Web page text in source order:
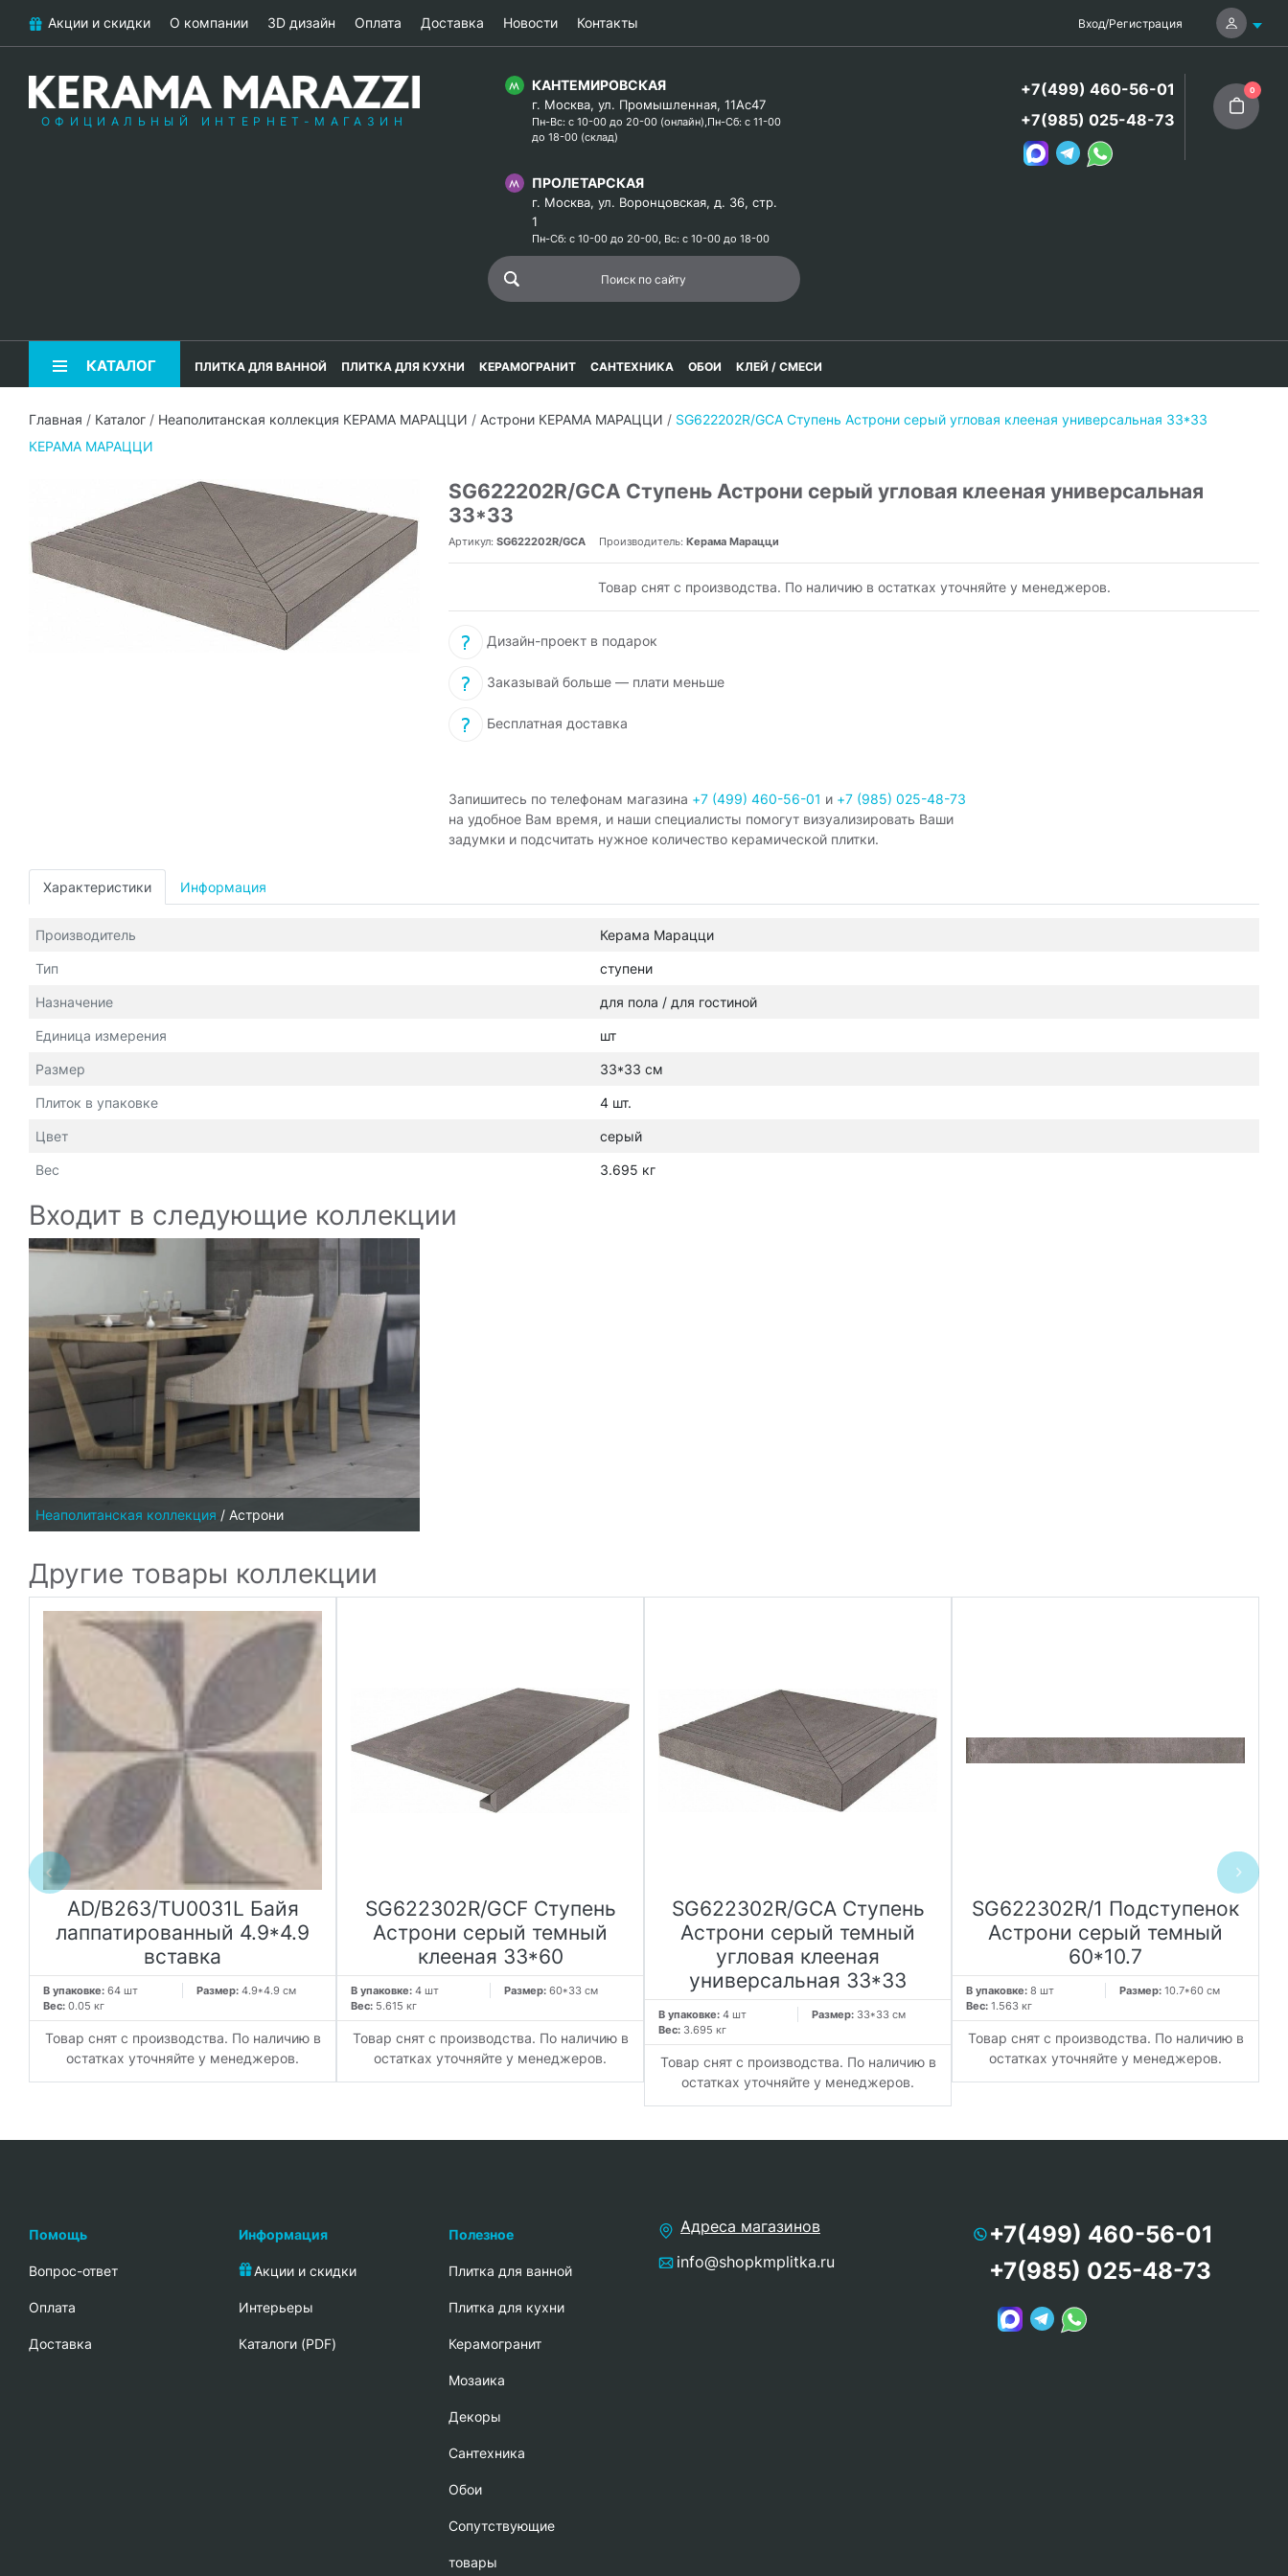
Акции и скидки О компании 3D дизайн Оплата Доставка Новости Контакты Вход/Регистрация
ОФИЦИАЛЬНЫЙ ИНТЕРНЕТ-МАГАЗИН
КАНТЕМИРОВСКАЯ
г. Москва, ул. Промышленная, 11Ас47
Пн-Вс: с 10-00 до 20-00 (онлайн),Пн-Сб: с 11-00
до 18-00 (склад)
ПРОЛЕТАРСКАЯ
г. Москва, ул. Воронцовская, д. 36, стр.
1
Пн-Сб: с 10-00 до 20-00, Вс: с 10-00 до 18-00
+7(499) 460-56-01
+7(985) 025-48-73
0
КАТАЛОГ ПЛИТКА ДЛЯ ВАННОЙ ПЛИТКА ДЛЯ КУХНИ КЕРАМОГРАНИТ САНТЕХНИКА ОБОИ КЛЕЙ / СМЕСИ
Главная / Каталог / Неаполитанская коллекция КЕРАМА МАРАЦЦИ / Астрони КЕРАМА МАРАЦЦИ / SG622202R/GCA Ступень Астрони серый угловая клееная универсальная 33*33
КЕРАМА МАРАЦЦИ
SG622202R/GCA Ступень Астрони серый угловая клееная универсальная
33*33
Артикул: SG622202R/GCA Производитель: Керама Марацци
Товар снят с производства. По наличию в остатках уточняйте у менеджеров.
Дизайн-проект в подарок
Заказывай больше — плати меньше
Бесплатная доставка
Запишитесь по телефонам магазина +7 (499) 460-56-01 и +7 (985) 025-48-73
на удобное Вам время, и наши специалисты помогут визуализировать Ваши
задумки и подсчитать нужное количество керамической плитки.
Характеристики Информация
Производитель Керама Марацци
Тип ступени
Назначение для пола / для гостиной
Единица измерения шт
Размер 33*33 см
Плиток в упаковке 4 шт.
Цвет серый
Вес 3.695 кг
Входит в следующие коллекции
Неаполитанская коллекция / Астрони
Другие товары коллекции
AD/B263/TU0031L Байя
лаппатированный 4.9*4.9
вставка
В упаковке: 64 шт Размер: 4.9*4.9 см
Вес: 0.05 кг
Товар снят с производства. По наличию в
остатках уточняйте у менеджеров.
SG622302R/GCF Ступень
Астрони серый темный
клееная 33*60
В упаковке: 4 шт Размер: 60*33 см
Вес: 5.615 кг
Товар снят с производства. По наличию в
остатках уточняйте у менеджеров.
SG622302R/GCA Ступень
Астрони серый темный
угловая клееная
универсальная 33*33
В упаковке: 4 шт Размер: 33*33 см
Вес: 3.695 кг
Товар снят с производства. По наличию в
остатках уточняйте у менеджеров.
SG622302R/1 Подступенок
Астрони серый темный
60*10.7
В упаковке: 8 шт Размер: 10.7*60 см
Вес: 1.563 кг
Товар снят с производства. По наличию в
остатках уточняйте у менеджеров.
Помощь
Вопрос-ответ
Oплата
Доставка
Информация
Акции и скидки
Интерьеры
Каталоги (PDF)
Полезное
Плитка для ванной
Плитка для кухни
Керамогранит
Мозаика
Декоры
Сантехника
Обои
Сопутствующие
товары
Адреса магазинов
info@shopkmplitka.ru
+7(499) 460-56-01
+7(985) 025-48-73